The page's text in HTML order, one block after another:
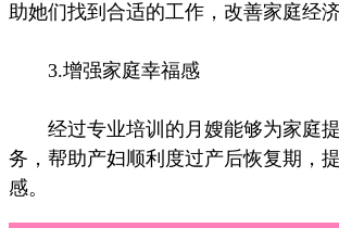
助她们找到合适的工作，改善家庭经济
3.增强家庭幸福感
经过专业培训的月嫂能够为家庭提
务，帮助产妇顺利度过产后恢复期，
感。